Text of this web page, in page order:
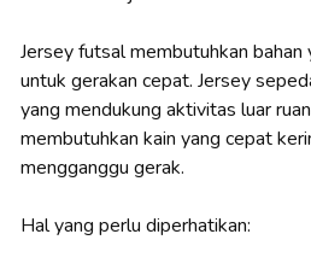
Jersey futsal membutuhkan bahan
untuk gerakan cepat. Jersey
yang mendukung aktivitas luar
membutuhkan kain yang cepat
mengganggu gerak.
Hal yang perlu diperhatikan: